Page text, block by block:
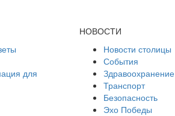
для
НОВОСТИ
Новости столицы
События
Здравоохранение
Транспорт
Безопасность
Эхо Победы